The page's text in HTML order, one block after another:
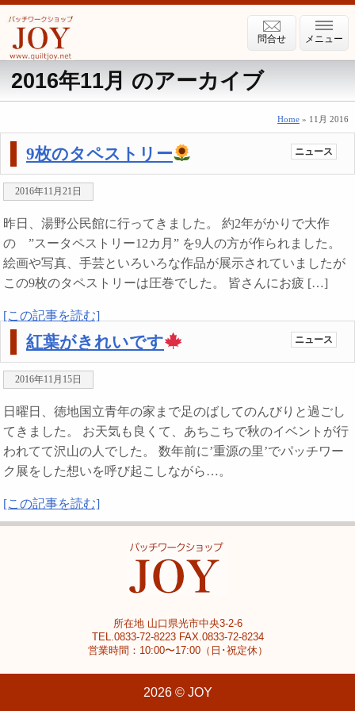
メニュー
問合せ
2016年11月 のアーカイブ
Home » 11月 2016
9枚のタペストリー ニュース
2016年11月21日
昨日、湯野公民館に行ってきました。 約2年がかりで大作
の ”スータペストリー12カ月” を9人の方が作られました。
絵画や写真、手芸といろいろな作品が展示されていましたが
この9枚のタペストリーは圧巻でした。 皆さんにお疲 […]
[この記事を読む]
紅葉がきれいです ニュース
2016年11月15日
日曜日、徳地国立青年の家まで足のばしてのんびりと過ごし
てきました。 お天気も良くて、あちこちで秋のイベントが行
われてて沢山の人でした。 数年前に’重源の里’でパッチワー
ク展をした想いを呼び起こしながら…。
[この記事を読む]
所在地 山口県光市中央3-2-6
TEL.0833-72-8223 FAX.0833-72-8234
営業時間：10:00〜17:00（日･祝定休）
2026 © JOY